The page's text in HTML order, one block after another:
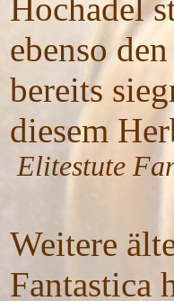
Hochadel
ebenso
bereits
diesem
Elitestute
Weitere
Fantastica